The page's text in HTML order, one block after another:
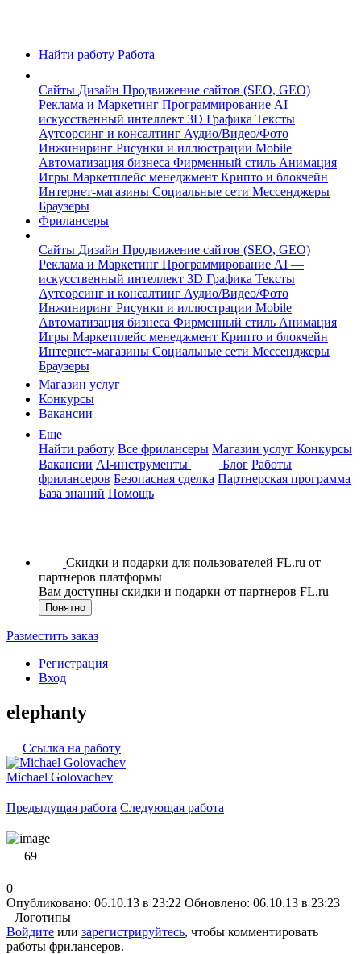
Найти работу Работа
Сайты Дизайн Продвижение сайтов (SEO, GEO)
Реклама и Маркетинг Программирование AI —
искусственный интеллект 3D Графика Тексты
Аутсорсинг и консалтинг Аудио/Видео/Фото
Инжиниринг Рисунки и иллюстрации Mobile
Автоматизация бизнеса Фирменный стиль Анимация
Игры Маркетплейс менеджмент Крипто и блокчейн
Интернет-магазины Социальные сети Мессенджеры
Браузеры
Фрилансеры
Сайты Дизайн Продвижение сайтов (SEO, GEO)
Реклама и Маркетинг Программирование AI —
искусственный интеллект 3D Графика Тексты
Аутсорсинг и консалтинг Аудио/Видео/Фото
Инжиниринг Рисунки и иллюстрации Mobile
Автоматизация бизнеса Фирменный стиль Анимация
Игры Маркетплейс менеджмент Крипто и блокчейн
Интернет-магазины Социальные сети Мессенджеры
Браузеры
Магазин услуг
Конкурсы
Вакансии
Еще
Найти работу Все фрилансеры Магазин услуг Конкурсы
Вакансии AI-инструменты Блог Работы
фрилансеров Безопасная сделка Партнерская программа
База знаний Помощь
Скидки и подарки для пользователей FL.ru от
партнеров платформы
Вам доступны скидки и подарки от партнеров FL.ru
Понятно
Разместить заказ
Регистрация
Вход
elephanty
Ссылка на работу
Michael Golovachev
Предыдущая работа Следующая работа
69
0
Опубликовано: 06.10.13 в 23:22 Обновлено: 06.10.13 в 23:23
Логотипы
Войдите или зарегистрируйтесь, чтобы комментировать
работы фрилансеров.